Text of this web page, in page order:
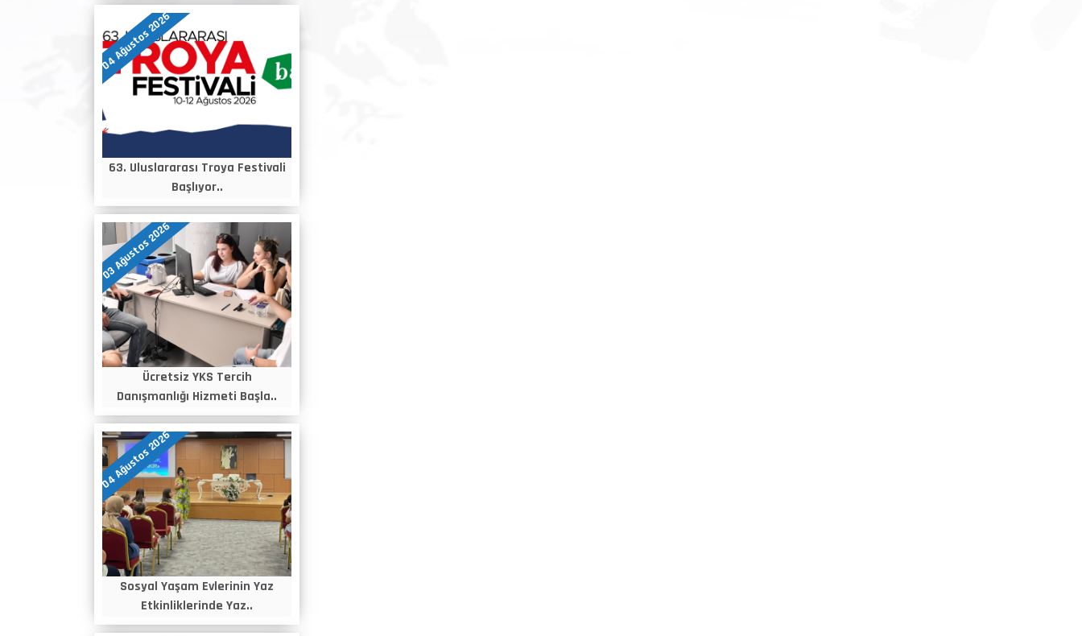
04 Ağustos 2026
63. Uluslararası Troya Festivali
Başlıyor..
03 Ağustos 2026
Ücretsiz YKS Tercih
Danışmanlığı Hizmeti Başla..
04 Ağustos 2026
Sosyal Yaşam Evlerinin Yaz
Etkinliklerinde Yaz..